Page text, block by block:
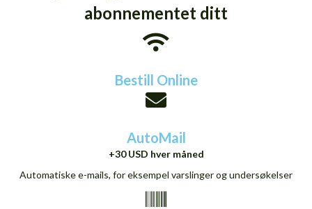
abonnementet ditt
Bestill Online
AutoMail
+30 USD hver måned
Automatiske e-mails, for eksempel varslinger og undersøkelser